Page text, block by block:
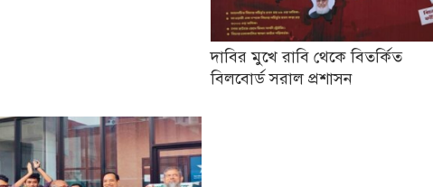
দাবির মুখে রাবি থেকে বিতর্কিত
বিলবোর্ড সরাল প্রশাসন